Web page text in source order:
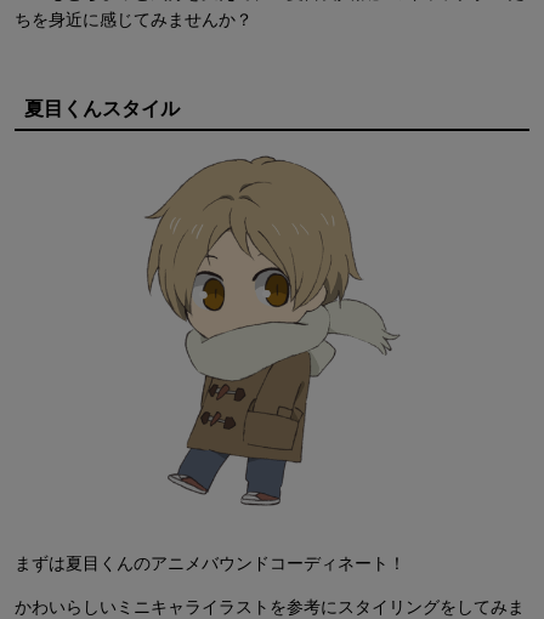
ちを身近に感じてみませんか？
夏目くんスタイル
まずは夏目くんのアニメバウンドコーディネート！
かわいらしいミニキャライラストを参考にスタイリングをしてみま